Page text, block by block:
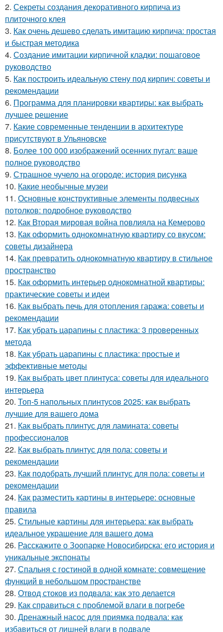
2. Секреты создания декоративного кирпича из
плиточного клея
3. Как очень дешево сделать имитацию кирпича: простая
и быстрая методика
4. Создание имитации кирпичной кладки: пошаговое
руководство
5. Как построить идеальную стену под кирпич: советы и
рекомендации
6. Программа для планировки квартиры: как выбрать
лучшее решение
7. Какие современные тенденции в архитектуре
присутствуют в Ульяновске
8. Более 100 000 изображений осенних пугал: ваше
полное руководство
9. Страшное чучело на огороде: история рисунка
10. Какие необычные музеи
11. Основные конструктивные элементы подвесных
потолков: подробное руководство
12. Как Вторая мировая война повлияла на Кемерово
13. Как оформить однокомнатную квартиру со вкусом:
советы дизайнера
14. Как превратить однокомнатную квартиру в стильное
пространство
15. Как оформить интерьер однокомнатной квартиры:
практические советы и идеи
16. Как выбрать печь для отопления гаража: советы и
рекомендации
17. Как убрать царапины с пластика: 3 проверенных
метода
18. Как убрать царапины с пластика: простые и
эффективные методы
19. Как выбрать цвет плинтуса: советы для идеального
интерьера
20. Топ-5 напольных плинтусов 2025: как выбрать
лучшие для вашего дома
21. Как выбрать плинтус для ламината: советы
профессионалов
22. Как выбрать плинтус для пола: советы и
рекомендации
23. Как подобрать лучший плинтус для пола: советы и
рекомендации
24. Как разместить картины в интерьере: основные
правила
25. Стильные картины для интерьера: как выбрать
идеальное украшение для вашего дома
26. Расскажите о Зоопарке Новосибирска: его история и
уникальные экспонаты
27. Спальня с гостиной в одной комнате: совмещение
функций в небольшом пространстве
28. Отвод стоков из подвала: как это делается
29. Как справиться с проблемой влаги в погребе
30. Дренажный насос для приямка подвала: как
избавиться от лишней влаги в подвале